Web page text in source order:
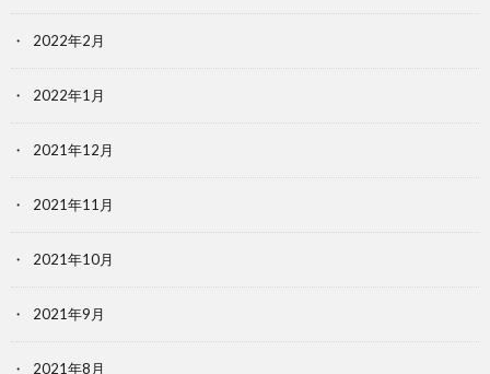
2022年2月
2022年1月
2021年12月
2021年11月
2021年10月
2021年9月
2021年8月